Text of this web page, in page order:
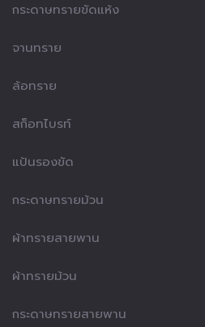
กระดาษทรายขัดแห้ง
จานทราย
ล้อทราย
สก็อทไบรท์
แป้นรองขัด
กระดาษทรายม้วน
ผ้าทรายสายพาน
ผ้าทรายม้วน
กระดาษทรายสายพาน